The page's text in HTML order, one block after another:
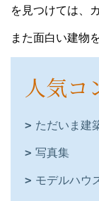
を見つけては、
また面白い建物
人気コ
ただいま建
写真集
モデルハウ